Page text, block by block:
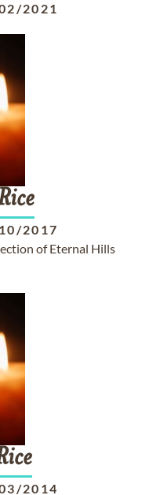
2021
2017
of Eternal Hills
2014